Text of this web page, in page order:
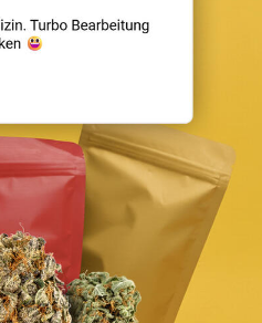
um uns mitzuteilen, wenn
einige Ihrer
die wir anbieten können.